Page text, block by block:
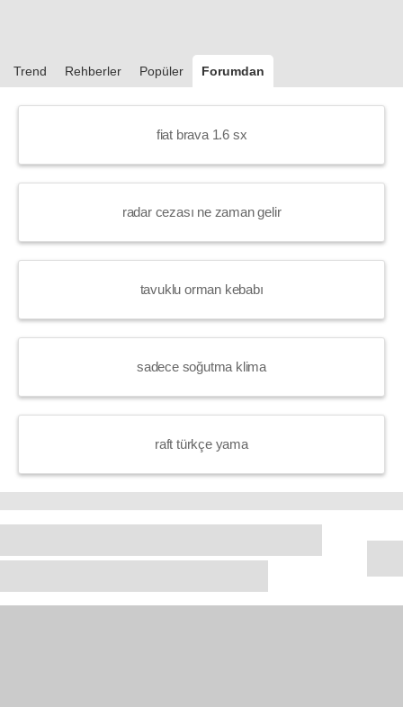
Trend Rehberler Popüler Forumdan
fiat brava 1.6 sx
radar cezası ne zaman gelir
tavuklu orman kebabı
sadece soğutma klima
raft türkçe yama